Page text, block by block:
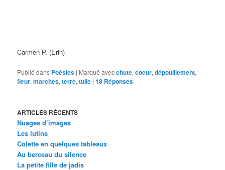
Carmen P. (Erin)
Publié dans Poésies | Marqué avecchute,coeur,dépouillement,
fleur,marches,terre,tuile |18 Réponses
ARTICLES RÉCENTS
Nuages d’images
Les lutins
Colette en quelques tableaux
Au berceau du silence
La petite fille de jadis